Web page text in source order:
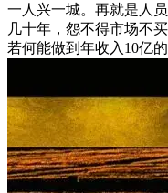
一人兴一城。再就是人
几十年，怨不得市场不
若何能做到年收入10亿